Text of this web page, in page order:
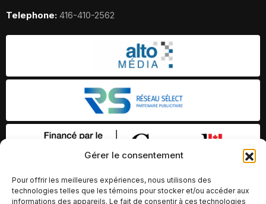
Gérer le consentement
Pour offrir les meilleures expériences, nous utilisons des
technologies telles que les témoins pour stocker et/ou accéder aux
informations des appareils. Le fait de consentir à ces technologies
Telephone: 416-410-2562